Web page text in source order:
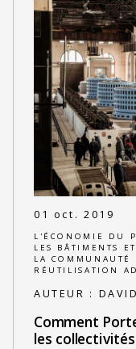
01 oct. 2019
L'ÉCONOMIE DU
LES BÂTIMENTS
LA COMMUNAUTÉ
RÉUTILISATION
AUTEUR :
Comment
les